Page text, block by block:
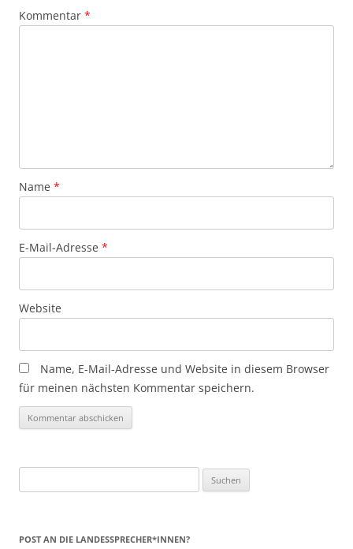
Kommentar *
Name *
E-Mail-Adresse *
Website
Name, E-Mail-Adresse und Website in diesem Browser
für meinen nächsten Kommentar speichern.
nach:
POST AN DIE LANDESSPRECHER*INNEN?